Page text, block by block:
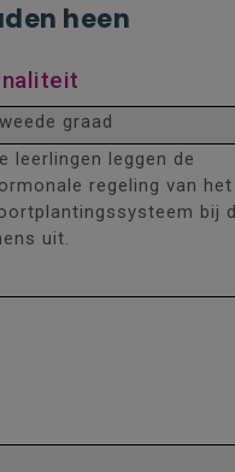
heen
graad
leerlingen leggen de
regeling van het
bij
uit.